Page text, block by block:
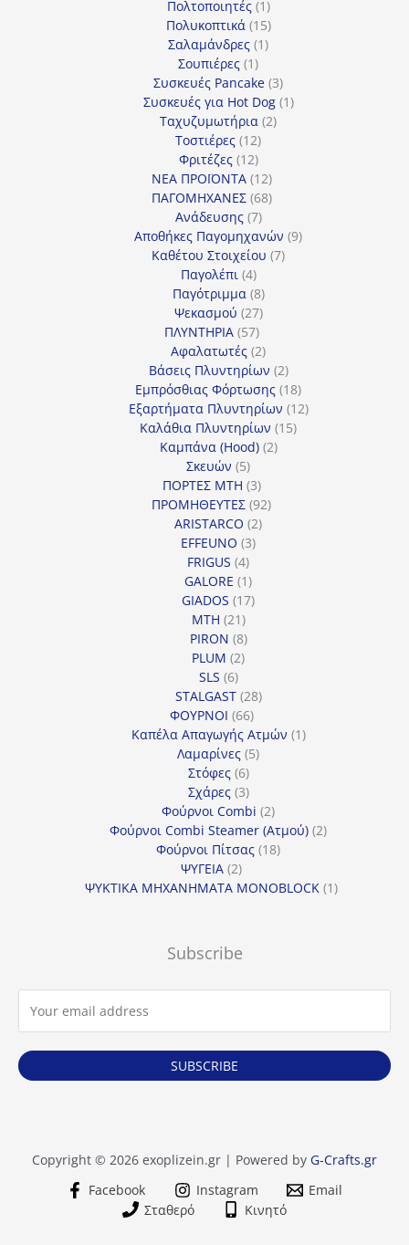
προϊόντα
Πολτοποιητές 11
προϊόν
Πολυκοπτικά 1515
προϊόντα
Σαλαμάνδρες 11
Σουπιέρες 11
προϊόν
Συσκευές Pancake 33
προϊόντα
Συσκευές για Hot Dog 11
Ταχυζυμωτήρια 22
Τοστιέρες 1212
προϊόντα
Φριτέζες 1212
προϊόντα
ΝΕΑ ΠΡΟΪΟΝΤΑ 1212
προϊόντα
ΠΑΓΟΜΗΧΑΝΕΣ 6868
Ανάδευσης 77
προϊόντα
Αποθήκες Παγομηχανών 99
Καθέτου Στοιχείου 77
Παγολέπι 44
προϊόντα
Παγότριμμα 88
προϊόντα
Ψεκασμού 2727
προϊόντα
ΠΛΥΝΤΗΡΙΑ 5757
προϊόντα
Αφαλατωτές 22
προϊόντα
Βάσεις Πλυντηρίων 22
προϊόντα
Εμπρόσθιας Φόρτωσης 1818
προϊόντα
Εξαρτήματα Πλυντηρίων 1212
Καλάθια Πλυντηρίων 1515
Καμπάνα (Hood) 22
Σκευών 55
προϊόντα
ΠΟΡΤΕΣ MTH 33
προϊόντα
ΠΡΟΜΗΘΕΥΤΕΣ 9292
ARISTARCO 22
EFFEUNO 33
FRIGUS 44
προϊόντα
GALORE 11
προϊόν
GIADOS 1717
MTH 2121
προϊόντα
PIRON 88
προϊόντα
PLUM 22
SLS 66
προϊόντα
STALGAST 2828
ΦΟΥΡΝΟΙ 6666
προϊόντα
Καπέλα Απαγωγής Ατμών 11
Λαμαρίνες 55
Στόφες 66
προϊόντα
Σχάρες 33
προϊόντα
Φούρνοι Combi 22
προϊόντα
Φούρνοι Combi Steamer (Ατμού) 22
Φούρνοι Πίτσας 1818
ΨΥΓΕΙΑ 22
προϊόντα
ΨΥΚΤΙΚΑ ΜΗΧΑΝΗΜΑΤΑ MONOBLOCK 11
Subscribe
SUBSCRIBE
Copyright © 2026 exoplizein.gr | Powered by G-Crafts.gr
Facebook
Instagram
Email
Σταθερό
Κινητό